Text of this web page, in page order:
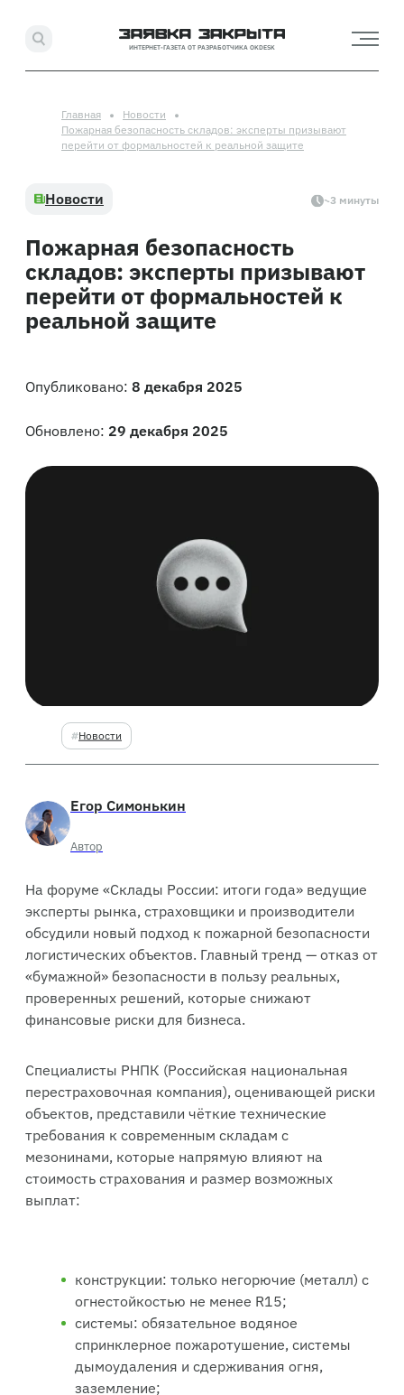
ИНТЕРНЕТ-ГАЗЕТА ОТ РАЗРАБОТЧИКА OKDESK
Главная
Новости
Пожарная безопасность складов: эксперты призывают
перейти от формальностей к реальной защите
Новости ~3 минуты
Новости
Пожарная безопасность
складов: эксперты призывают
перейти от формальностей к
реальной защите
Опубликовано: 8 декабря 2025
Обновлено: 29 декабря 2025
Егор Симонькин
Автор
На форуме «Склады России: итоги года» ведущие
эксперты рынка, страховщики и производители
обсудили новый подход к пожарной безопасности
логистических объектов. Главный тренд — отказ от
«бумажной» безопасности в пользу реальных,
проверенных решений, которые снижают
финансовые риски для бизнеса.
Специалисты РНПК (Российская национальная
перестраховочная компания), оценивающей риски
объектов, представили чёткие технические
требования к современным складам с
мезонинами, которые напрямую влияют на
стоимость страхования и размер возможных
выплат:
конструкции: только негорючие (металл) с
огнестойкостью не менее R15;
системы: обязательное водяное
спринклерное пожаротушение, системы
дымоудаления и сдерживания огня,
заземление;